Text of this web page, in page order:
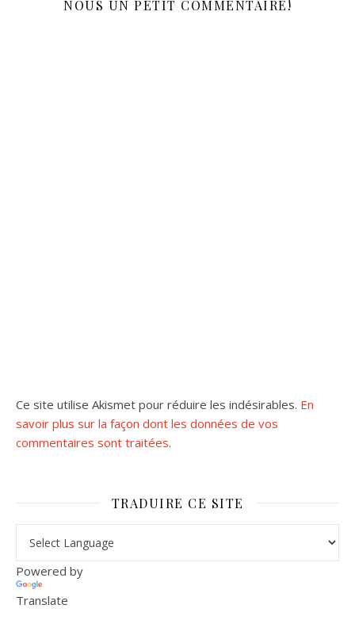
NOUS UN PETIT COMMENTAIRE!
Ce site utilise Akismet pour réduire les indésirables. En
savoir plus sur la façon dont les données de vos
commentaires sont traitées.
TRADUIRE CE SITE
Powered by
Translate